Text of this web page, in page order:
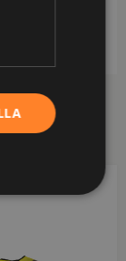
kardborre.
förädling.